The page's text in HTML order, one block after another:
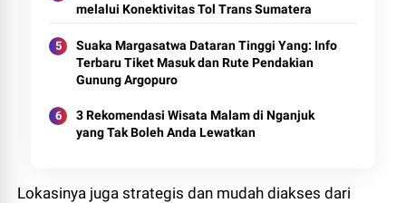
melalui Konektivitas Tol Trans Sumatera
Suaka Margasatwa Dataran Tinggi Yang: Info
Terbaru Tiket Masuk dan Rute Pendakian
Gunung Argopuro
3 Rekomendasi Wisata Malam di Nganjuk
yang Tak Boleh Anda Lewatkan
Lokasinya juga strategis dan mudah diakses dari